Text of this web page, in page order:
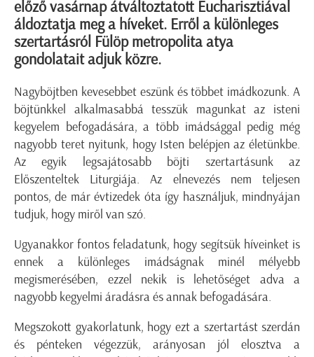
előző vasárnap átváltoztatott Eucharisztiával
áldoztatja meg a híveket. Erről a különleges
szertartásról Fülöp metropolita atya
gondolatait adjuk közre.
Nagyböjtben kevesebbet eszünk és többet imádkozunk. A
böjtünkkel alkalmasabbá tesszük magunkat az isteni
kegyelem befogadására, a több imádsággal pedig még
nagyobb teret nyitunk, hogy Isten belépjen az életünkbe.
Az egyik legsajátosabb böjti szertartásunk az
Előszenteltek Liturgiája. Az elnevezés nem teljesen
pontos, de már évtizedek óta így használjuk, mindnyájan
tudjuk, hogy miről van szó.
Ugyanakkor fontos feladatunk, hogy segítsük híveinket is
ennek a különleges imádságnak minél mélyebb
megismerésében, ezzel nekik is lehetőséget adva a
nagyobb kegyelmi áradásra és annak befogadására.
Megszokott gyakorlatunk, hogy ezt a szertartást szerdán
és pénteken végezzük, arányosan jól elosztva a